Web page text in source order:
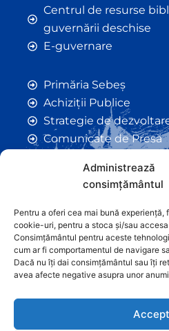
Administrează
consimțământul
Pentru a oferi cea mai bună experiență,
cookie-uri, pentru a stoca și/sau
Consimțământul pentru aceste
cum ar fi comportamentul de navigare
Dacă nu îți dai consimțământul sau îți
avea afecte negative asupra unor
Centrul de resurse
guvernării deschise
E-guvernare
Primăria Sebeș
Achiziții Publice
Strategie de
Comunicate de Presă
Anunțuri
Hotarâri de Consiliu
Certificate de
Autorizații de
Orașe Înfrățite
Contact